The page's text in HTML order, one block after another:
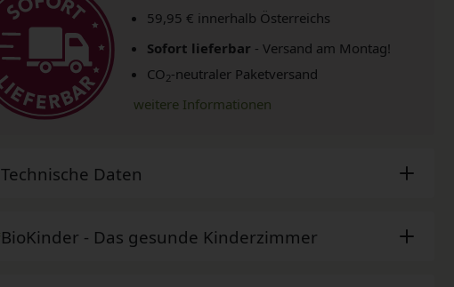
59,95 € innerhalb Österreichs
Sofort lieferbar - Versand am Montag!
CO2-neutraler Paketversand
weitere Informationen
Technische Daten
BioKinder - Das gesunde Kinderzimmer